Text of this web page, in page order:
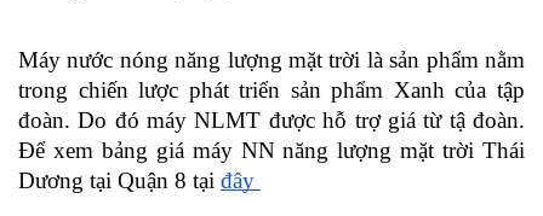
Máy nước nóng năng lượng mặt trời là sản phẩm nằm
trong chiến lược phát triển sản phẩm Xanh của tập
đoàn. Do đó máy NLMT được hỗ trợ giá từ tậ đoàn.
Để xem bảng giá máy NN năng lượng mặt trời Thái
Dương tại Quận 8 tại đây